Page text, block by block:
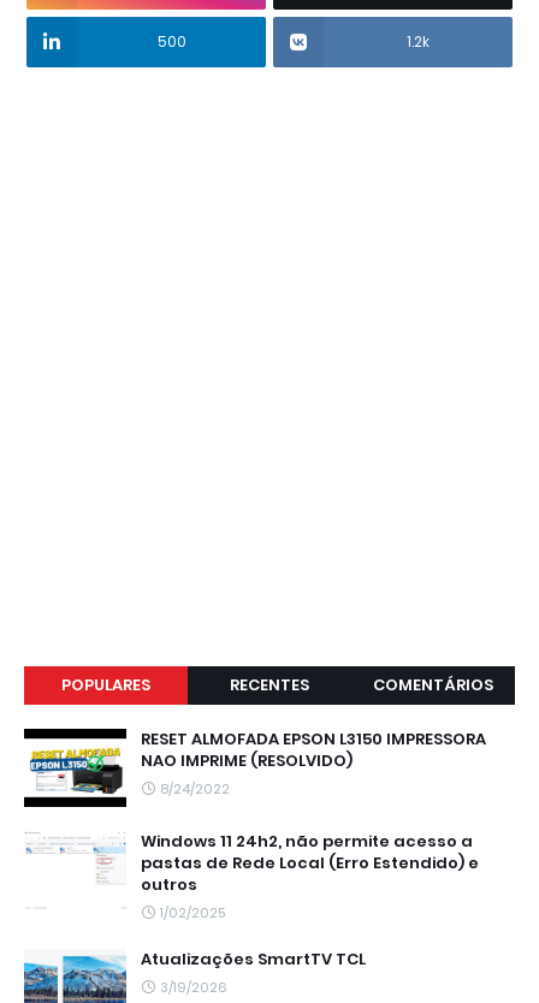
500 1.2k
POPULARES RECENTES COMENTÁRIOS
RESET ALMOFADA EPSON L3150 IMPRESSORA
NAO IMPRIME (RESOLVIDO)
8/24/2022
Windows 11 24h2, não permite acesso a
pastas de Rede Local (Erro Estendido) e
outros
1/02/2025
Atualizações SmartTV TCL
3/19/2026